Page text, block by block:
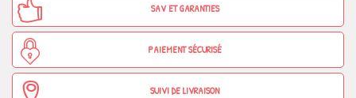
SAV ET GARANTIES
PAIEMENT SÉCURISÉ
SUIVI DE LIVRAISON